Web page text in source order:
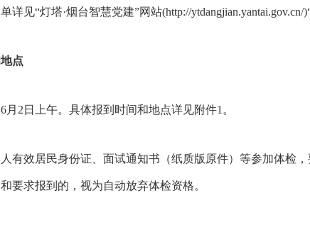
详见“灯塔·烟台智慧党建”网站(http://ytdangjian.yantai.gov.cn/
点
月2日上午。具体报到时间和地点详见附件1。
有效居民身份证、面试通知书（纸质版原件）等参加体检
要求报到的，视为自动放弃体检资格。